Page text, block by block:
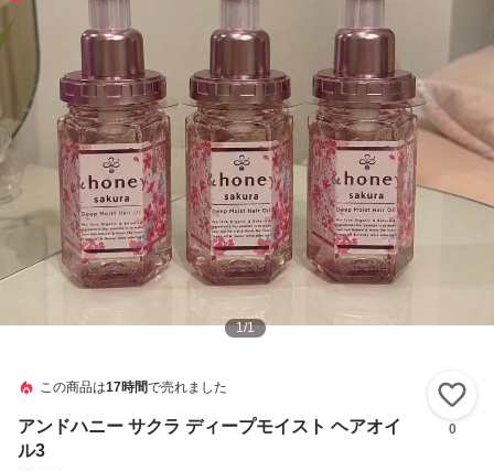
1/1
この商品は17時間で売れました
アンドハニー サクラ ディープモイスト ヘアオイ
ル3
0